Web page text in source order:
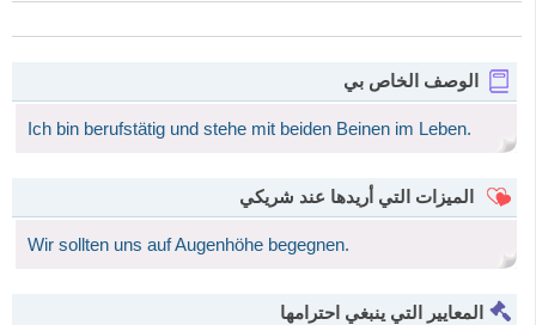
الوصف الخاص بي
Ich bin berufstätig und stehe mit beiden Beinen im Leben.
الميزات التي أريدها عند شريكي
Wir sollten uns auf Augenhöhe begegnen.
المعايير التي ينبغي احترامها